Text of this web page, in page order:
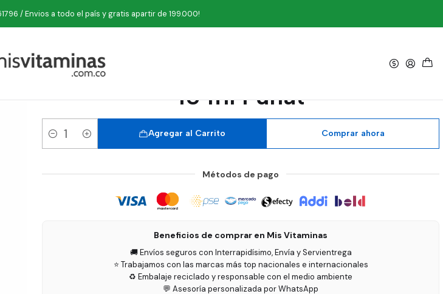
/ Envios a todo el país y gratis apartir de 199.000!
Tree Oil Aceite esencial puro 10 ml Funat
Tea Tree Oil Aceite esencial puro
10 ml Funat
Cantidad
Agregar al Carrito Comprar ahora
Métodos de pago
Beneficios de comprar en Mis Vitaminas
🚚 Envíos seguros con Interrapidísimo, Envía y Servientrega
⭐ Trabajamos con las marcas más top nacionales e internacionales
♻️ Embalaje reciclado y responsable con el medio ambiente
💬 Asesoría personalizada por WhatsApp